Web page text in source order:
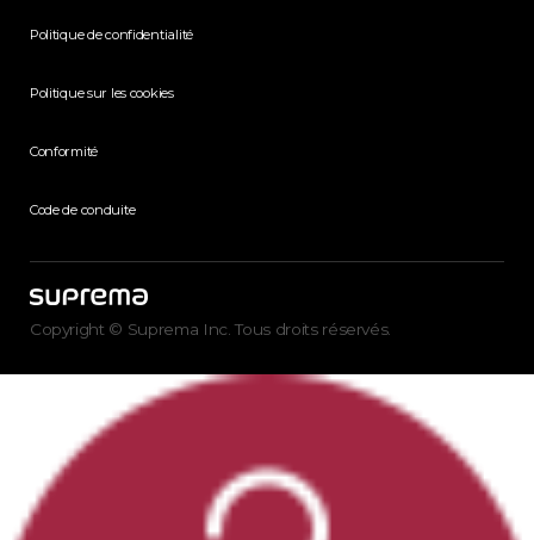
Politique de confidentialité
Politique sur les cookies
Conformité
Code de conduite
Copyright © Suprema Inc. Tous droits réservés.